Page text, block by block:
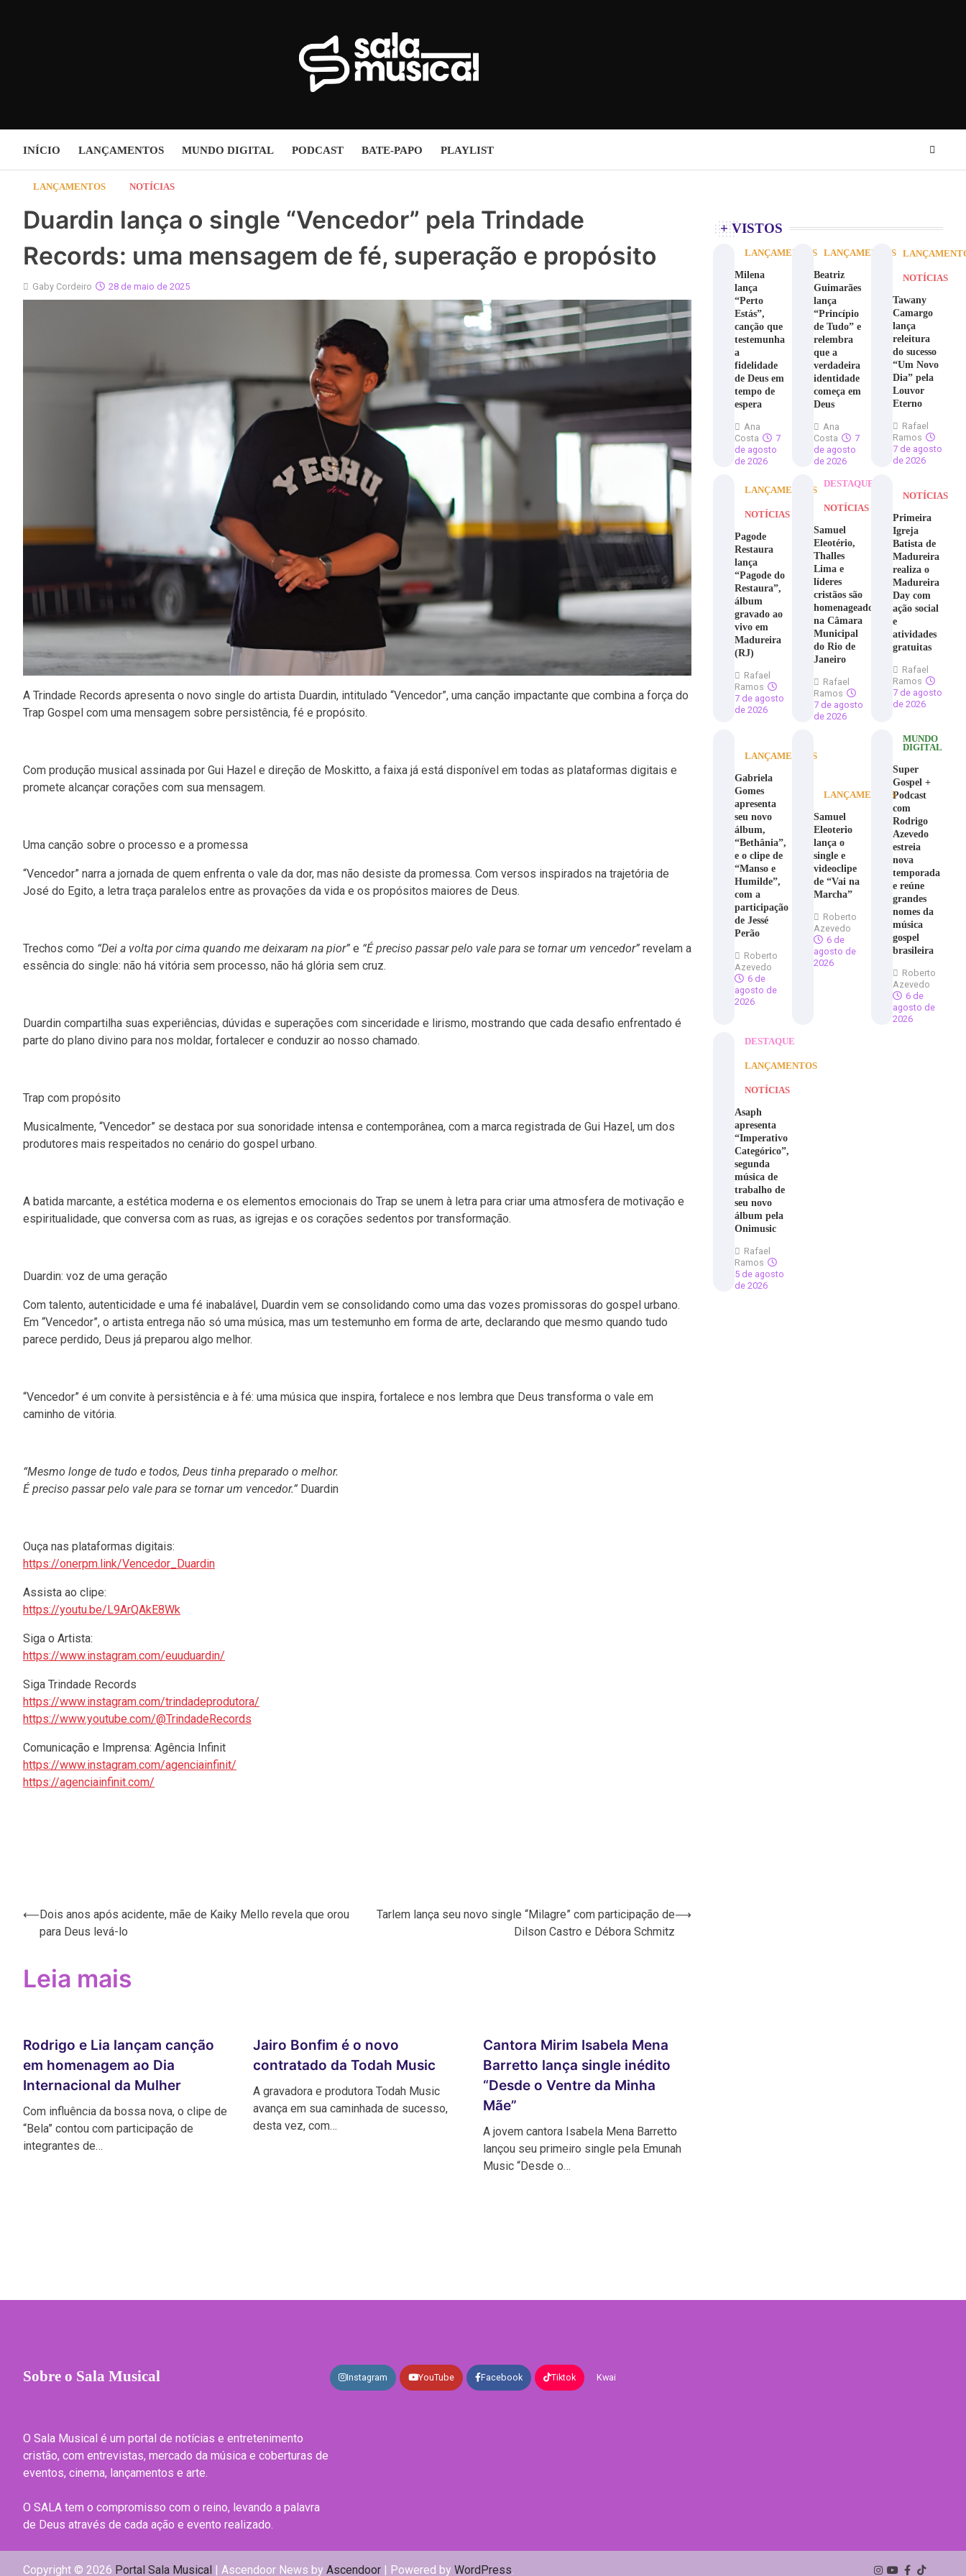
INÍCIO LANÇAMENTOS MUNDO DIGITAL PODCAST BATE-PAPO PLAYLIST
LANÇAMENTOS NOTÍCIAS
Duardin lança o single “Vencedor” pela Trindade
Records: uma mensagem de fé, superação e propósito
Gaby Cordeiro 28 de maio de 2025
A Trindade Records apresenta o novo single do artista Duardin, intitulado “Vencedor”, uma canção impactante que combina a força do
Trap Gospel com uma mensagem sobre persistência, fé e propósito.
Com produção musical assinada por Gui Hazel e direção de Moskitto, a faixa já está disponível em todas as plataformas digitais e
promete alcançar corações com sua mensagem.
Uma canção sobre o processo e a promessa
“Vencedor” narra a jornada de quem enfrenta o vale da dor, mas não desiste da promessa. Com versos inspirados na trajetória de
José do Egito, a letra traça paralelos entre as provações da vida e os propósitos maiores de Deus.
Trechos como “Dei a volta por cima quando me deixaram na pior” e “É preciso passar pelo vale para se tornar um vencedor” revelam a
essência do single: não há vitória sem processo, não há glória sem cruz.
Duardin compartilha suas experiências, dúvidas e superações com sinceridade e lirismo, mostrando que cada desafio enfrentado é
parte do plano divino para nos moldar, fortalecer e conduzir ao nosso chamado.
Trap com propósito
Musicalmente, “Vencedor” se destaca por sua sonoridade intensa e contemporânea, com a marca registrada de Gui Hazel, um dos
produtores mais respeitados no cenário do gospel urbano.
A batida marcante, a estética moderna e os elementos emocionais do Trap se unem à letra para criar uma atmosfera de motivação e
espiritualidade, que conversa com as ruas, as igrejas e os corações sedentos por transformação.
Duardin: voz de uma geração
Com talento, autenticidade e uma fé inabalável, Duardin vem se consolidando como uma das vozes promissoras do gospel urbano.
Em “Vencedor”, o artista entrega não só uma música, mas um testemunho em forma de arte, declarando que mesmo quando tudo
parece perdido, Deus já preparou algo melhor.
“Vencedor” é um convite à persistência e à fé: uma música que inspira, fortalece e nos lembra que Deus transforma o vale em
caminho de vitória.
“Mesmo longe de tudo e todos, Deus tinha preparado o melhor.
É preciso passar pelo vale para se tornar um vencedor.” Duardin
Ouça nas plataformas digitais:
https://onerpm.link/Vencedor_Duardin
Assista ao clipe:
https://youtu.be/L9ArQAkE8Wk
Siga o Artista:
https://www.instagram.com/euuduardin/
Siga Trindade Records
https://www.instagram.com/trindadeprodutora/
https://www.youtube.com/@TrindadeRecords
Comunicação e Imprensa: Agência Infinit
https://www.instagram.com/agenciainfinit/
https://agenciainfinit.com/
Navegação
⟵Dois anos após acidente, mãe de Kaiky Mello revela que orou
para Deus levá-lo
Tarlem lança seu novo single “Milagre” com participação de
Dilson Castro e Débora Schmitz
⟶
Leia mais
Rodrigo e Lia lançam canção
em homenagem ao Dia
Internacional da Mulher
Com influência da bossa nova, o clipe de
“Bela” contou com participação de
integrantes de…
Jairo Bonfim é o novo
contratado da Todah Music
A gravadora e produtora Todah Music
avança em sua caminhada de sucesso,
desta vez, com…
Cantora Mirim Isabela Mena
Barretto lança single inédito
“Desde o Ventre da Minha
Mãe”
A jovem cantora Isabela Mena Barretto
lançou seu primeiro single pela Emunah
Music “Desde o…
+ VISTOS
LANÇAMENTOS
Milena
lança
“Perto
Estás”,
canção que
testemunha
a
fidelidade
de Deus em
tempo de
espera
Ana
Costa
7
de agosto
de 2026
LANÇAMENTOS
Beatriz
Guimarães
lança
“Princípio
de Tudo” e
relembra
que a
verdadeira
identidade
começa em
Deus
Ana
Costa
7
de agosto
de 2026
NOTÍCIAS
Tawany
Camargo
lança
releitura
do sucesso
“Um Novo
Dia” pela
Louvor
Eterno
Rafael
Ramos
7 de agosto
de 2026
LANÇAMENTOS
NOTÍCIAS
Pagode
Restaura
lança
“Pagode do
Restaura”,
álbum
gravado ao
vivo em
Madureira
(RJ)
Rafael
Ramos
7 de agosto
de 2026
DESTAQUE
NOTÍCIAS
Samuel
Eleotério,
Thalles
Lima e
líderes
cristãos são
homenageados
na Câmara
Municipal
do Rio de
Janeiro
Rafael
Ramos
7 de agosto
de 2026
NOTÍCIAS
Primeira
Igreja
Batista de
Madureira
realiza o
Madureira
Day com
ação social
e
atividades
gratuitas
Rafael
Ramos
7 de agosto
de 2026
LANÇAMENTOS
Gabriela
Gomes
apresenta
seu novo
álbum,
“Bethânia”,
e o clipe de
“Manso e
Humilde”,
com a
participação
de Jessé
Perão
Roberto
Azevedo
6 de
agosto de
2026
LANÇAMENTOS
Samuel
Eleoterio
lança o
single e
videoclipe
de “Vai na
Marcha”
Roberto
Azevedo
6 de
agosto de
2026
MUNDO
DIGITAL
Super
Gospel +
Podcast
com
Rodrigo
Azevedo
estreia
nova
temporada
e reúne
grandes
nomes da
música
gospel
brasileira
Roberto
Azevedo
6 de
agosto de
2026
DESTAQUE
LANÇAMENTOS
NOTÍCIAS
Asaph
apresenta
“Imperativo
Categórico”,
segunda
música de
trabalho de
seu novo
álbum pela
Onimusic
Rafael
Ramos
5 de agosto
de 2026
Sobre o Sala Musical
O Sala Musical é um portal de notícias e entretenimento
cristão, com entrevistas, mercado da música e coberturas de
eventos, cinema, lançamentos e arte.
O SALA tem o compromisso com o reino, levando a palavra
de Deus através de cada ação e evento realizado.
Instagram YouTube Facebook Tiktok Kwai
Copyright © 2026 Portal Sala Musical | Ascendoor News by Ascendoor | Powered by WordPress.